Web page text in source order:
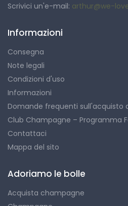
Scrivici un'e-mail: arthur@we-
Informazioni
Consegna
Note legali
Condizioni d'uso
Informazioni
Domande frequenti sull'acquisto
Club Champagne – Programma
Contattaci
Mappa del sito
Adoriamo le bolle
Acquista champagne